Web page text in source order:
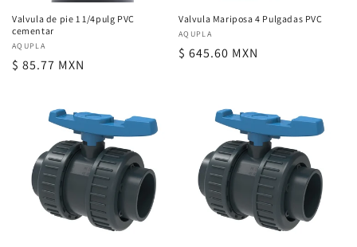
:
Valvula de pie 1 1/4pulg PVC
cementar
Proveedor:
AQUPLA
Precio
$ 85.77 MXN
Valvula Mariposa 4 Pulgadas PVC
Proveedor:
AQUPLA
Precio
$ 645.60 MXN